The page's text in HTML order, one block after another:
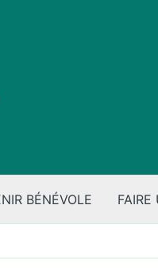
BÉNÉVOLE FAIRE